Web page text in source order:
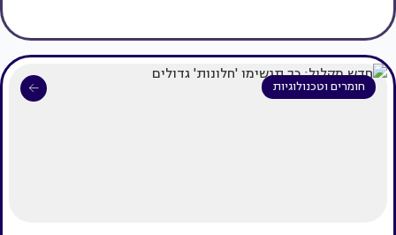
חומרים וטכנולוגיות